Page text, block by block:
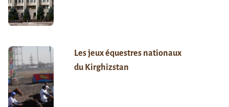
Les jeux équestres nationaux
du Kirghizstan